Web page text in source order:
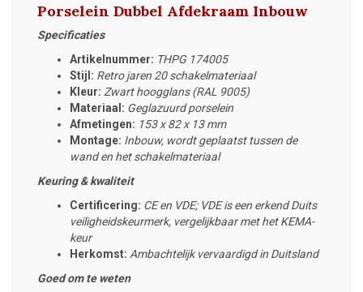
Porselein Dubbel Afdekraam Inbouw
Specificaties
Artikelnummer: THPG 174005
Stijl: Retro jaren 20 schakelmateriaal
Kleur: Zwart hoogglans (RAL 9005)
Materiaal: Geglazuurd porselein
Afmetingen: 153 x 82 x 13 mm
Montage: Inbouw, wordt geplaatst tussen de
wand en het schakelmateriaal
Keuring & kwaliteit
Certificering: CE en VDE; VDE is een erkend Duits
veiligheidskeurmerk, vergelijkbaar met het KEMA-
keur
Herkomst: Ambachtelijk vervaardigd in Duitsland
Goed om te weten